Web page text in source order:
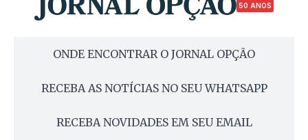
50 ANOS
ONDE ENCONTRAR O JORNAL OPÇÃO
RECEBA AS NOTÍCIAS NO SEU WHATSAPP
RECEBA NOVIDADES EM SEU EMAIL